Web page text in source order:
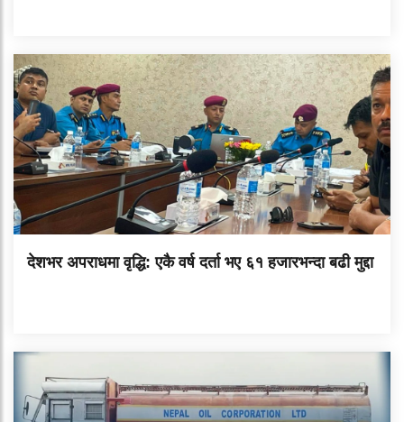
देशभर अपराधमा वृद्धि: एकै वर्ष दर्ता भए ६१ हजारभन्दा बढी मुद्दा